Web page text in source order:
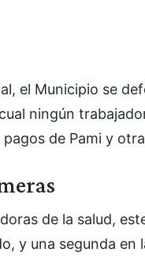
el Municipio se
ningún
de Pami y
de la salud,
y una segunda